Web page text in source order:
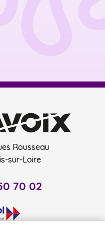
Rousseau
sur-Loire
70 02